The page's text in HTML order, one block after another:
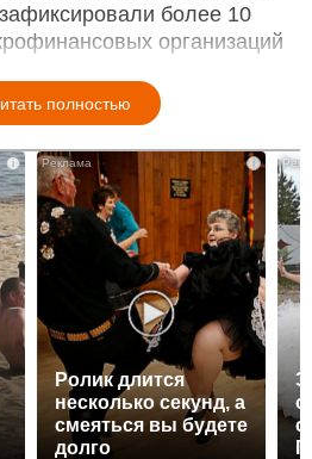
более 10
организаций
полностью
i
Ролик длится
несколько секунд, а
смеяться вы будете
долго